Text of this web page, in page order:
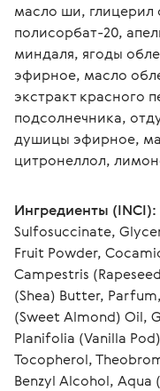
масло ши, глицерил
полисорбат-20,
миндаля, ягоды
эфирное, масло
экстракт красного
подсолнечника,
душицы эфирное,
цитронеллол,
Ингредиенты (INCI):
Sulfosuccinate,
Fruit Powder,
Campestris
(Shea) Butter,
(Sweet Almond) Oil,
Planifolia (Vanilla
Tocopherol,
Benzyl Alcohol,